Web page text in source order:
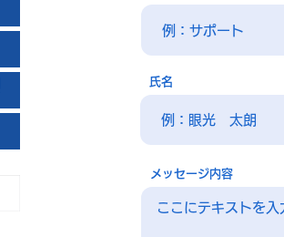
氏名
メッセージ内容